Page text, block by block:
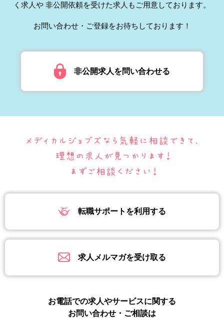
く求人や 非公開依頼を受けた求人もご用意しております。
お問い合わせ・ご登録をお待ちしております！
非公開求人を問い合わせる
転職サポートを利用する
求人メルマガを受け取る
お電話での求人やサービスに関する
お問い合わせ・ご相談は